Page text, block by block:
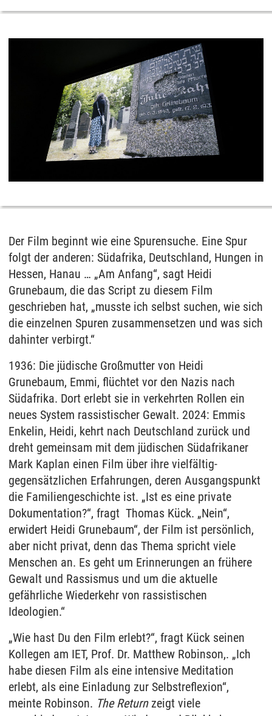
Der Film beginnt wie eine Spurensuche. Eine Spur
folgt der anderen: Südafrika, Deutschland, Hungen in
Hessen, Hanau … „Am Anfang“, sagt Heidi
Grunebaum, die das Script zu diesem Film
geschrieben hat, „musste ich selbst suchen, wie sich
die einzelnen Spuren zusammensetzen und was sich
dahinter verbirgt.“
1936: Die jüdische Großmutter von Heidi
Grunebaum, Emmi, flüchtet vor den Nazis nach
Südafrika. Dort erlebt sie in verkehrten Rollen ein
neues System rassistischer Gewalt. 2024: Emmis
Enkelin, Heidi, kehrt nach Deutschland zurück und
dreht gemeinsam mit dem jüdischen Südafrikaner
Mark Kaplan einen Film über ihre vielfältig-
gegensätzlichen Erfahrungen, deren Ausgangspunkt
die Familiengeschichte ist. „Ist es eine private
Dokumentation?“, fragt Thomas Kück. „Nein“,
erwidert Heidi Grunebaum“, der Film ist persönlich,
aber nicht privat, denn das Thema spricht viele
Menschen an. Es geht um Erinnerungen an frühere
Gewalt und Rassismus und um die aktuelle
gefährliche Wiederkehr von rassistischen
Ideologien.“
„Wie hast Du den Film erlebt?“, fragt Kück seinen
Kollegen am IET, Prof. Dr. Matthew Robinson,. „Ich
habe diesen Film als eine intensive Meditation
erlebt, als eine Einladung zur Selbstreflexion“,
meinte Robinson. The Return zeigt viele